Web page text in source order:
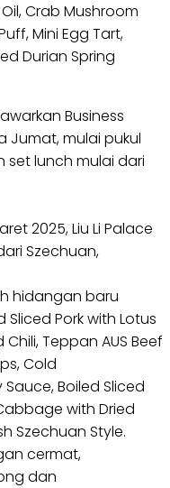
Crab Mushroom
Mini Egg Tart,
Durian Spring
Business
Jumat, mulai pukul
set lunch mulai dari
2025, Liu Li Palace
Szechuan,
hidangan baru
Pork with Lotus
Teppan AUS Beef
Cold
Boiled Sliced
with Dried
Szechuan Style.
cermat,
dan